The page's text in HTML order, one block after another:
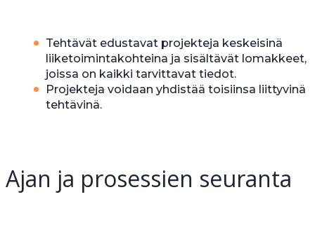
Tehtävät edustavat projekteja keskeisinä
liiketoimintakohteina ja sisältävät lomakkeet,
joissa on kaikki tarvittavat tiedot.
Projekteja voidaan yhdistää toisiinsa liittyvinä
tehtävinä.
Ajan ja prosessien seuranta